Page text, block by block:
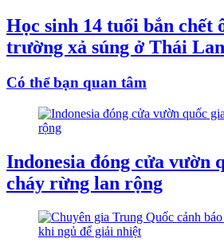
Học sinh 14 tuổi bắn chết
trường xả súng ở Thái Lan
Có thể bạn quan tâm
Indonesia đóng cửa vườn
cháy rừng lan rộng